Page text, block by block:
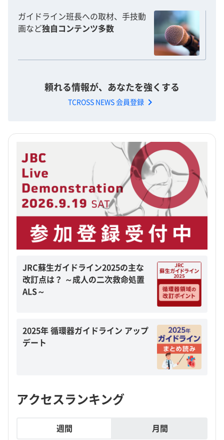
ガイドライン班長への取材、手技動
画など独自コンテンツ多数
頼れる情報が、あなたを強くする
TCROSS NEWS 会員登録 chevron_right
JRC蘇生ガイドライン2025の主な
改訂点は？ ～成人の二次救命処置
ALS～
2025年 循環器ガイドライン アップ
デート
アクセスランキング
週間 月間